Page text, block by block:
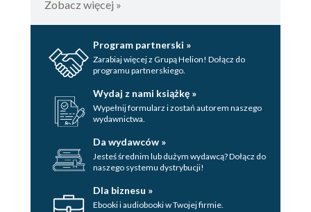
Zobacz więcej »
Program partnerski »
Zarabiaj więcej z Grupą Helion! Dołącz do
programu partnerskiego.
Wydaj z nami książkę »
Wypełnij formularz i zostań autorem naszego
wydawnictwa.
Da wydawców »
Jesteś średnim lub dużym wydawcą? Dołącz do
naszego systemu dystrybucji!
Dla biznesu »
Ebooki i audiobooki w Twojej firmie.